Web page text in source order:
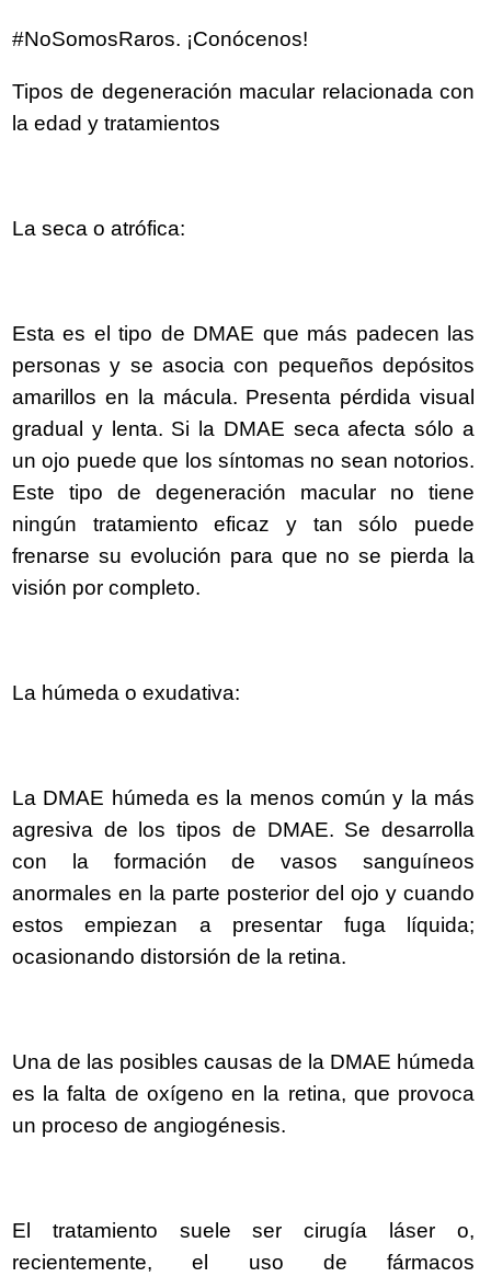
#NoSomosRaros. ¡Conócenos!
Tipos de degeneración macular relacionada con
la edad y tratamientos
La seca o atrófica:
Esta es el tipo de DMAE que más padecen las
personas y se asocia con pequeños depósitos
amarillos en la mácula. Presenta pérdida visual
gradual y lenta. Si la DMAE seca afecta sólo a
un ojo puede que los síntomas no sean notorios.
Este tipo de degeneración macular no tiene
ningún tratamiento eficaz y tan sólo puede
frenarse su evolución para que no se pierda la
visión por completo.
La húmeda o exudativa:
La DMAE húmeda es la menos común y la más
agresiva de los tipos de DMAE. Se desarrolla
con la formación de vasos sanguíneos
anormales en la parte posterior del ojo y cuando
estos empiezan a presentar fuga líquida;
ocasionando distorsión de la retina.
Una de las posibles causas de la DMAE húmeda
es la falta de oxígeno en la retina, que provoca
un proceso de angiogénesis.
El tratamiento suele ser cirugía láser o,
recientemente, el uso de fármacos